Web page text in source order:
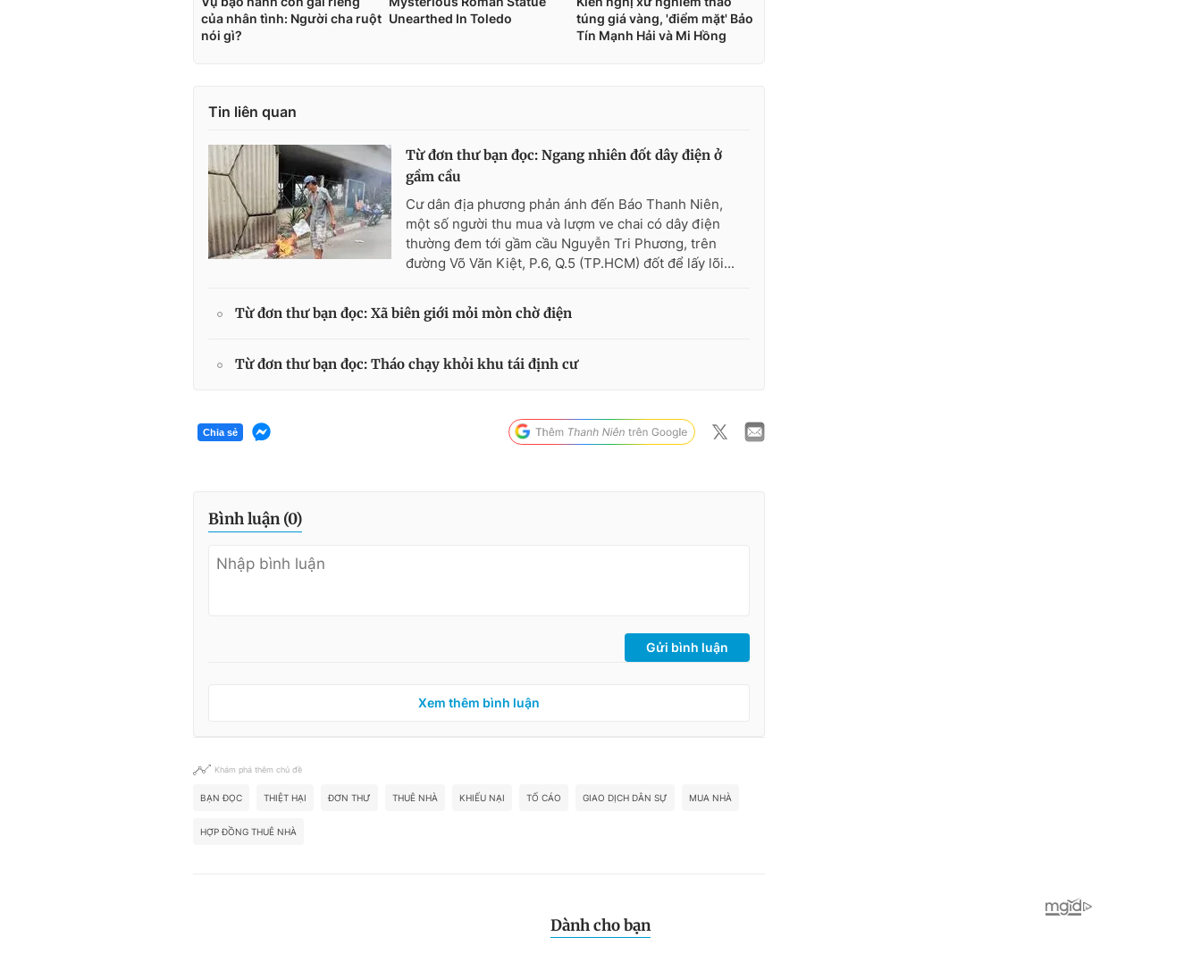
Tin liên quan
Từ đơn thư bạn đọc: Ngang nhiên đốt dây điện ở
gầm cầu
Cư dân địa phương phản ánh đến Báo Thanh Niên,
một số người thu mua và lượm ve chai có dây điện
thường đem tới gầm cầu Nguyễn Tri Phương, trên
đường Võ Văn Kiệt, P.6, Q.5 (TP.HCM) đốt để lấy lõi...
Từ đơn thư bạn đọc: Xã biên giới mỏi mòn chờ điện
Từ đơn thư bạn đọc: Tháo chạy khỏi khu tái định cư
Chia sẻ
Bình luận (0)
Gửi bình luận
Xem thêm bình luận
Khám phá thêm chủ đề
BẠN ĐỌC THIỆT HẠI ĐƠN THƯ THUÊ NHÀ KHIẾU NẠI TỐ CÁO GIAO DỊCH DÂN SỰ MUA NHÀ
HỢP ĐỒNG THUÊ NHÀ